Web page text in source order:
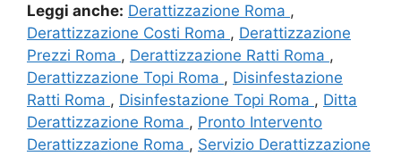
Leggi anche: Derattizzazione Roma ,
Derattizzazione Costi Roma , Derattizzazione
Prezzi Roma , Derattizzazione Ratti Roma ,
Derattizzazione Topi Roma , Disinfestazione
Ratti Roma , Disinfestazione Topi Roma , Ditta
Derattizzazione Roma , Pronto Intervento
Derattizzazione Roma , Servizio Derattizzazione